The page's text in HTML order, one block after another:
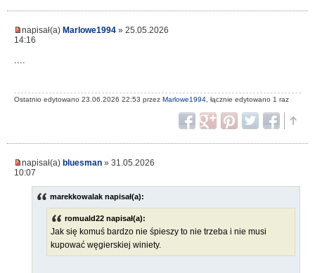
napisał(a) Marlowe1994 » 25.05.2026
14:16
Ostatnio edytowano 23.06.2026 22:53 przez Marlowe1994 , łącznie edytowano 1 raz
napisał(a) bluesman » 31.05.2026
10:07
marekkowalak napisał(a):
romuald22 napisał(a):
Jak się komuś bardzo nie śpieszy to nie trzeba i nie musi
kupować węgierskiej winiety.